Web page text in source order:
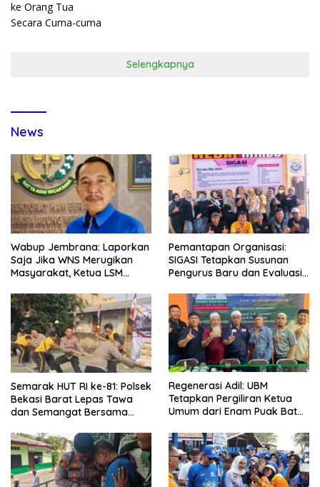
Selengkapnya
News
Wabup Jembrana: Laporkan
Saja Jika WNS Merugikan
Masyarakat, Ketua LSM
Tindak Tegas Oknum
Anggota Kelompok Ahli
Pemkab
Pemantapan Organisasi:
SIGASI Tetapkan Susunan
Pengurus Baru dan Evaluasi
Semarak HUT RI ke-81: Polsek
Bekasi Barat Lepas Tawa
dan Semangat Bersama
Regenerasi Adil: UBM
Tetapkan Pergiliran Ketua
Umum dari Enam Puak Batak